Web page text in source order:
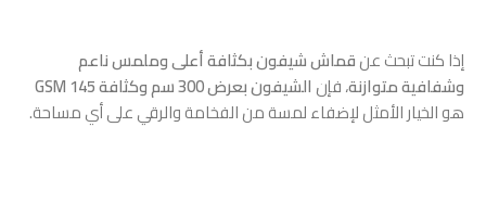
إذا كنت تبحث عنقماش شيفون بكثافة أعلى وملمس ناعم
وشفافية متوازنة، فإن الشيفون بعرض 300 سم وكثافة 145 GSM
هو الخيار الأمثل لإضفاء لمسة من الفخامة والرقي على أي مساحة.